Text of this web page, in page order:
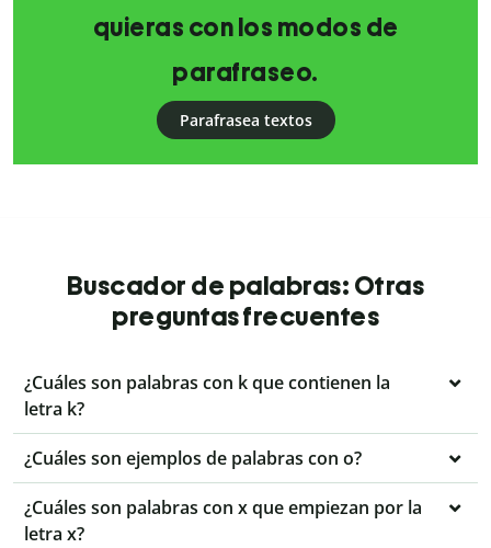
quieras con los modos de
parafraseo.
Parafrasea textos
Buscador de palabras: Otras
preguntas frecuentes
¿Cuáles son palabras con k que contienen la
letra k?
¿Cuáles son ejemplos de palabras con o?
¿Cuáles son palabras con x que empiezan por la
letra x?